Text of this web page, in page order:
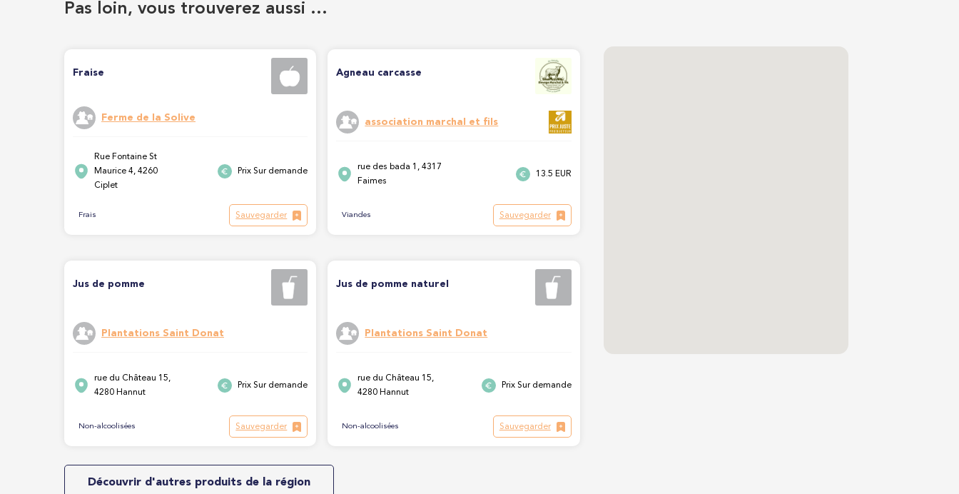
Pas loin, vous trouverez aussi …
Fraise
Ferme de la Solive
Rue Fontaine St
Maurice 4, 4260
Ciplet
Prix Sur demande
Frais Sauvegarder
Agneau carcasse
association marchal et fils
rue des bada 1, 4317
Faimes
13.5 EUR
Viandes Sauvegarder
Jus de pomme
Plantations Saint Donat
rue du Château 15,
4280 Hannut
Prix Sur demande
Non-alcoolisées Sauvegarder
Jus de pomme naturel
Plantations Saint Donat
rue du Château 15,
4280 Hannut
Prix Sur demande
Non-alcoolisées Sauvegarder
Découvrir d'autres produits de la région